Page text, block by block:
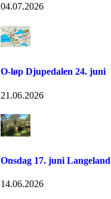
04.07.2026
O-løp Djupedalen 24. juni
21.06.2026
Onsdag 17. juni Langeland
14.06.2026